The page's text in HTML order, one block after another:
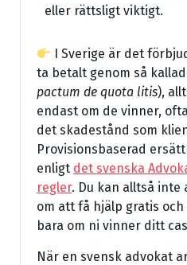
eller rättsligt viktigt.
I Sverige är det
ta betalt genom så kallad
pactum de quota litis),
endast om de vinner,
det skadestånd som
Provisionsbaserad
enligt det svenska
regler. Du kan alltså inte
om att få hjälp gratis
bara om ni vinner ditt
När en svensk advokat